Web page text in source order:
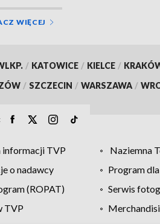
WIĘCEJ
/ KATOWICE / KIELCE /
/ SZCZECIN / WARSZAWA /
informacji TVP Naziemna
o nadawcy
Program
(ROPAT)
Serwis
TVP